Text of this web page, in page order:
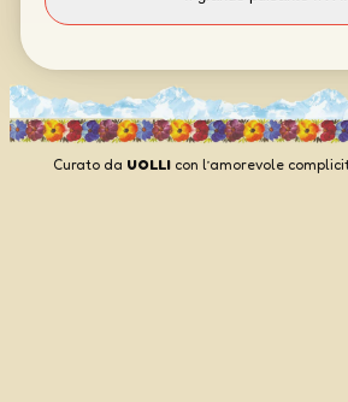
Curato da UOLLIcon l’amorevole